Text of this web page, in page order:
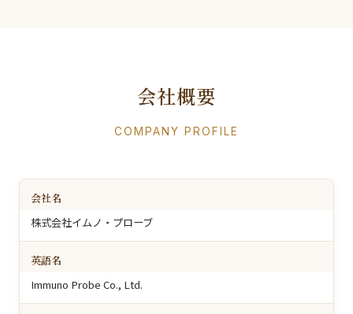
会社概要
COMPANY PROFILE
会社名
株式会社イムノ・プローブ
英語名
Immuno Probe Co., Ltd.